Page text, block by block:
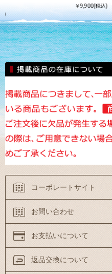
)
￥9,900(税込)
コーポレートサイト
お問い合わせ
お支払いについて
返品交換について